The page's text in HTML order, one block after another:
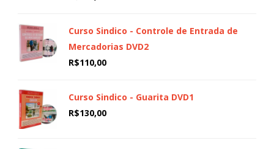
Curso Sindico - Controle de Entrada de
Mercadorias DVD2
R$110,00
Curso Sindico - Guarita DVD1
R$130,00